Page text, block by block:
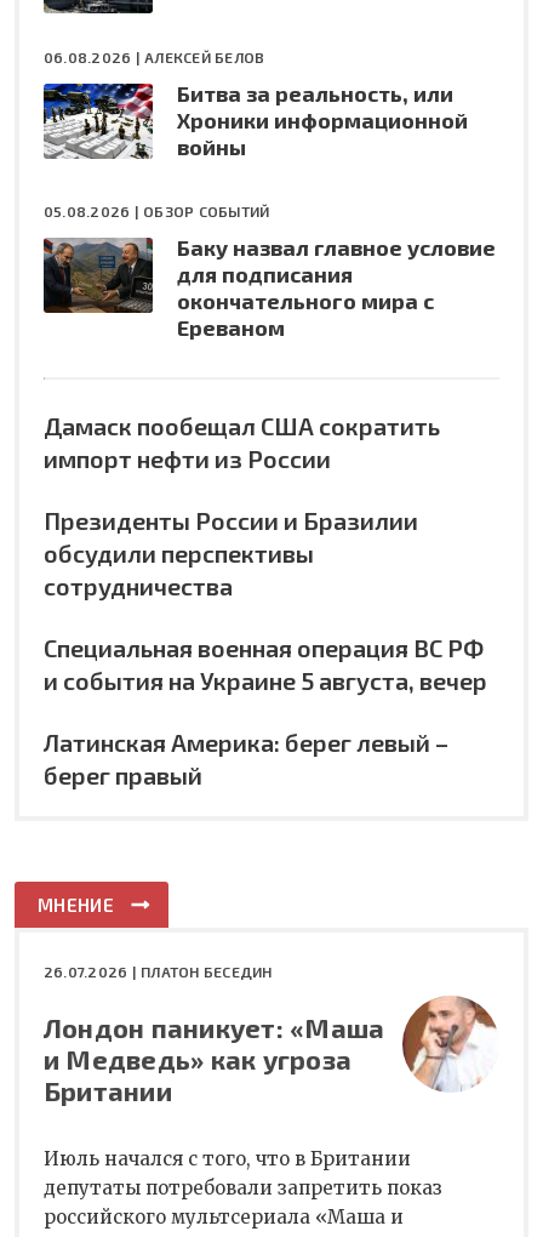
06.08.2026 |АЛЕКСЕЙ БЕЛОВ
Битва за реальность, или
Хроники информационной
войны
05.08.2026 | ОБЗОР СОБЫТИЙ
Баку назвал главное условие
для подписания
окончательного мира с
Ереваном
Дамаск пообещал США сократить
импорт нефти из России
Президенты России и Бразилии
обсудили перспективы
сотрудничества
Специальная военная операция ВС РФ
и события на Украине 5 августа, вечер
Латинская Америка: берег левый –
берег правый
МНЕНИЕ
26.07.2026 | ПЛАТОН БЕСЕДИН
Лондон паникует: «Маша
и Медведь» как угроза
Британии
Июль начался с того, что в Британии
депутаты потребовали запретить показ
российского мультсериала «Маша и